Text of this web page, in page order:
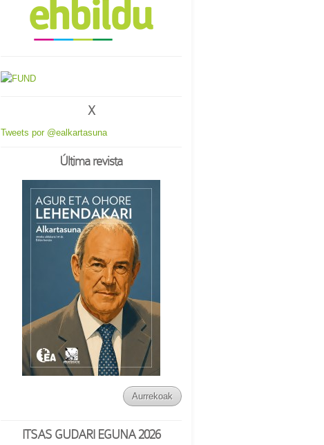
X
Tweets por @ealkartasuna
Última revista
Aurrekoak
ITSAS GUDARI EGUNA 2026